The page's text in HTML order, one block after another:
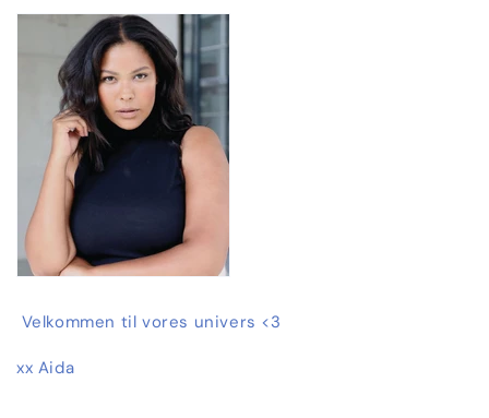
Velkommen til vores univers <3
xx Aida